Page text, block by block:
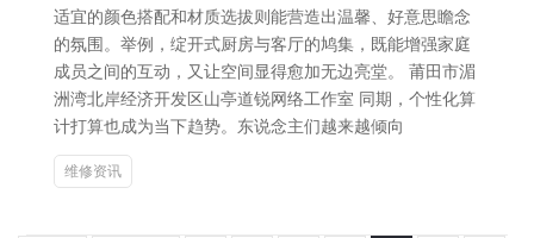
适宜的颜色搭配和材质选拔则能营造出温馨、好意思瞻念
的氛围。举例，绽开式厨房与客厅的鸠集，既能增强家庭
成员之间的互动，又让空间显得愈加无边亮堂。 莆田市湄
洲湾北岸经济开发区山亭道锐网络工作室 同期，个性化算
计打算也成为当下趋势。东说念主们越来越倾向
维修资讯